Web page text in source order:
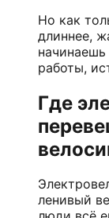
Но как
длиннее,
начинаешь
работы,
Где
ленивый